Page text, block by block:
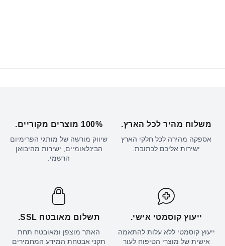
משלוח מהיר לכל הארץ.
אספקה מהירה לכל חלקי הארץ
ישירות אליכם לכתובת.
100% מוצרים מקוריים.
שיווק מורשה של מותגי הפרימיום
הבינלאומיים, ישירות מהיבואן
הרשמי.
ייעוץ קוסמטי אישי.
ייעוץ קוסמטי ללא עלות להתאמה
אישית של מוצרי הטיפוח לעור
תשלום מאובטח SSL.
האתר מוצפן ומאובטח תחת
תקני אבטחת המידע המחמירים